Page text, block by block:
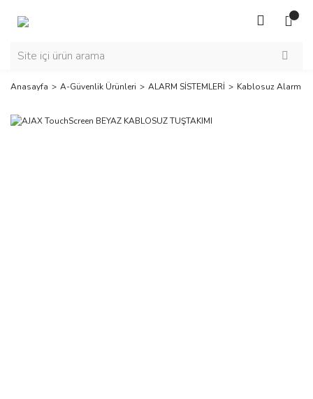
Anasayfa A-Güvenlik Ürünleri ALARM SİSTEMLERİ Kablosuz Alarm